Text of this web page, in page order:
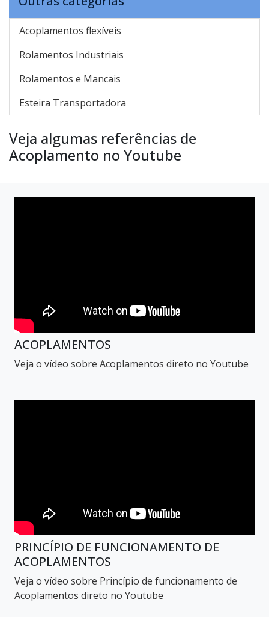
Acoplamentos flexíveis
Rolamentos Industriais
Rolamentos e Mancais
Esteira Transportadora
Veja algumas referências de
Acoplamento no Youtube
ACOPLAMENTOS
Veja o vídeo sobre Acoplamentos direto no Youtube
PRINCÍPIO DE FUNCIONAMENTO DE
ACOPLAMENTOS
Veja o vídeo sobre Princípio de funcionamento de
Acoplamentos direto no Youtube